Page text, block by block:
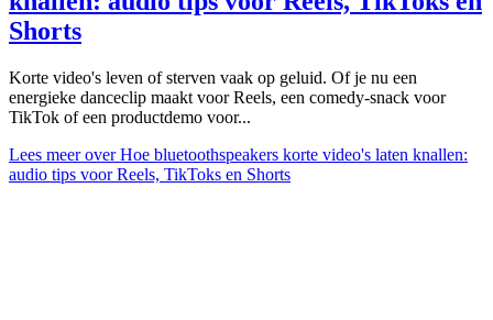
Shorts
Korte video's leven of sterven vaak op geluid. Of je nu een
energieke danceclip maakt voor Reels, een comedy-snack voor
TikTok of een productdemo voor...
Lees meerover Hoe bluetoothspeakers korte video's laten knallen:
audio tips voor Reels, TikToks en Shorts